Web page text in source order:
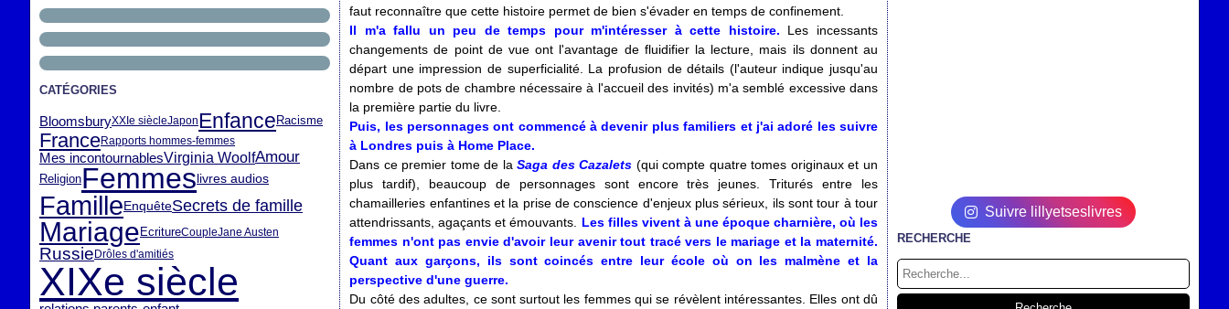
CATÉGORIES
BloomsburyXXIe siècleJaponEnfance Racisme
FranceRapports hommes-femmes
Mes incontournablesVirginia WoolfAmour
ReligionFemmeslivres audios
FamilleEnquêteSecrets de famille
MariageEcritureCoupleJane Austen
RussieDrôles d'amitiés
XIXe siècle
faut reconnaître que cette histoire permet de bien s'évader en temps de confinement.
Il m'a fallu un peu de temps pour m'intéresser à cette histoire. Les incessants
changements de point de vue ont l'avantage de fluidifier la lecture, mais ils donnent au
départ une impression de superficialité. La profusion de détails (l'auteur indique jusqu'au
nombre de pots de chambre nécessaire à l'accueil des invités) m'a semblé excessive dans
la première partie du livre.
Puis, les personnages ont commencé à devenir plus familiers et j'ai adoré les suivre
à Londres puis à Home Place.
Dans ce premier tome de laSaga des Cazalets (qui compte quatre tomes originaux et un
plus tardif), beaucoup de personnages sont encore très jeunes. Triturés entre les
chamailleries enfantines et la prise de conscience d'enjeux plus sérieux, ils sont tour à tour
attendrissants, agaçants et émouvants.
Les filles vivent à une époque charnière, où les
femmes n'ont pas envie d'avoir leur avenir tout tracé vers le mariage et la maternité.
Quant aux garçons, ils sont coincés entre leur école où on les malmène et la
perspective d'une guerre.
Du côté des adultes, ce sont surtout les femmes qui se révèlent intéressantes. Elles ont dû
Suivre lillyetseslivres
RECHERCHE